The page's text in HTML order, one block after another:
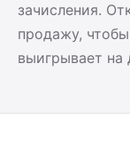
зачисления.
продажу,
выигрывает на